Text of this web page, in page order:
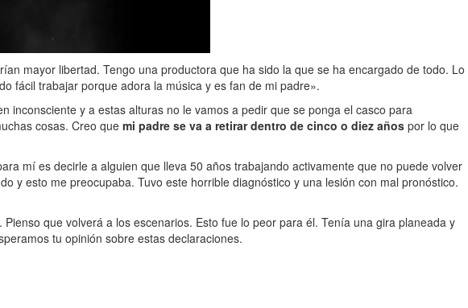
mayor libertad. Tengo una productora que ha sido la que se ha encargado de todo. Lo
fácil trabajar porque adora la música y es fan de mi padre».
inconsciente y a estas alturas no le vamos a pedir que se ponga el casco para
cosas. Creo que mi padre se va a retirar dentro de cinco o diez años por lo que
mí es decirle a alguien que lleva 50 años trabajando activamente que no puede volver
y esto me preocupaba. Tuvo este horrible diagnóstico y una lesión con mal pronóstico.
que volverá a los escenarios. Esto fue lo peor para él. Tenía una gira planeada y
tu opinión sobre estas declaraciones.